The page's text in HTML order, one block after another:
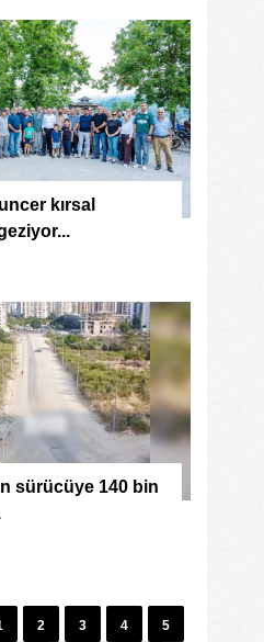
kırsal
sürücüye 140 bin
2 3 4 5